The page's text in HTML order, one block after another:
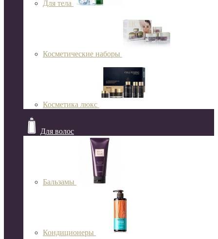
Для тела
Косметические наборы
Косметика люкс
Для волос
Бальзамы
Кондиционеры